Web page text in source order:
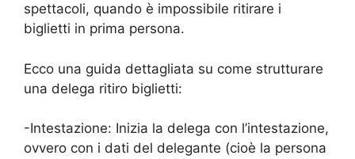
spettacoli, quando è impossibile ritirare i
biglietti in prima persona.
Ecco una guida dettagliata su come strutturare
una delega ritiro biglietti:
-Intestazione: Inizia la delega con l’intestazione,
ovvero con i dati del delegante (cioè la persona